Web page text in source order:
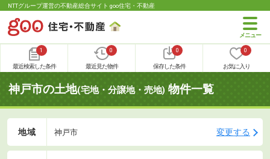
NTTグループ運営の不動産総合サイト goo住宅・不動産
1
最近検索した条件
0
最近見た物件
0
保存した条件
0
お気に入り
神戸市の土地(宅地・分譲地・売地) 物件一覧
地域 神戸市 変更する